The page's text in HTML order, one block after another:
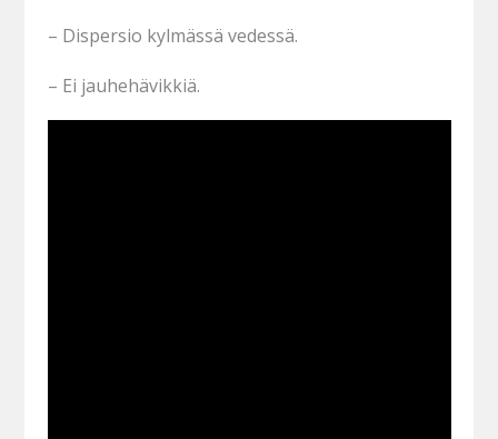
– Dispersio kylmässä vedessä.
– Ei jauhehävikkiä.